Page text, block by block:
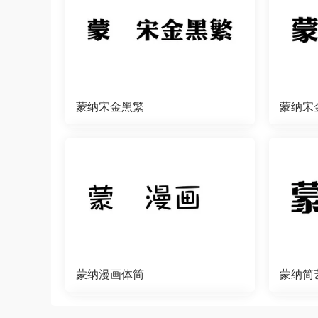
蒙纳宋金黑繁 蒙纳宋
蒙纳漫画体简 蒙纳简